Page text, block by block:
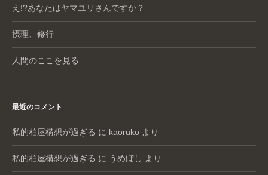
え!?あなたはヤマユリさんですか？
摂理、修行
人間のここを見る
最近のコメント
私的柏屋構想が過ぎる に kaoruko より
私的柏屋構想が過ぎる に うめぼし より